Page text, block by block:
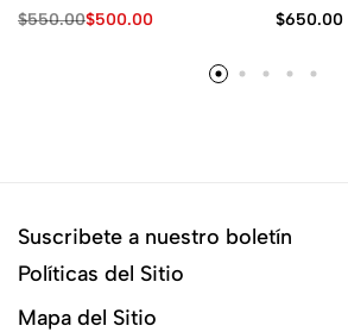
$550.00$500.00 $650.00
Suscribete a nuestro boletín
Políticas del Sitio
Mapa del Sitio